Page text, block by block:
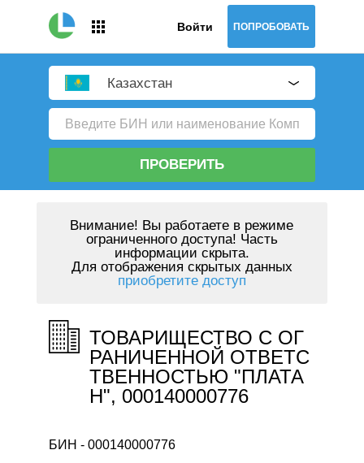
Войти ПОПРОБОВАТЬ
Казахстан
ПРОВЕРИТЬ
Внимание! Вы работаете в режиме
ограниченного доступа! Часть
информации скрыта.
Для отображения скрытых данных
приобретите доступ
ТОВАРИЩЕСТВО С ОГ
РАНИЧЕННОЙ ОТВЕТС
ТВЕННОСТЬЮ "ПЛАТА
Н", 000140000776
БИН - 000140000776